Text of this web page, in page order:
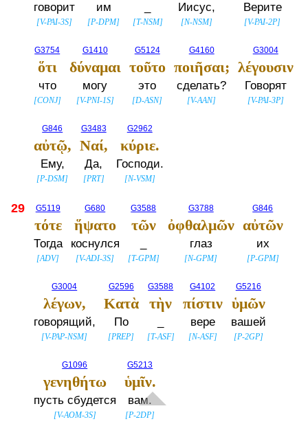
говорит
[V-PAI-3S]
им
[P-DPM] [T-NSM]
Иисус,
[N-NSM]
Верите
[V-PAI-2P]
G3754
ὅτι
что
[CONJ]
G1410
δύναμαι
могу
[V-PNI-1S]
G5124
τοῦτο
это
[D-ASN]
G4160
ποιῆσαι;
сделать?
[V-AAN]
G3004
λέγουσιν
Говорят
[V-PAI-3P]
G846
αὐτῷ,
Ему,
[P-DSM]
G3483
Ναί,
Да,
[PRT]
G2962
κύριε.
Господи.
[N-VSM]
29 G5119
τότε
Тогда
[ADV]
G680
ἥψατο
коснулся
[V-ADI-3S]
G3588
τῶν
[T-GPM]
G3788
ὀφθαλμῶν
глаз
[N-GPM]
G846
αὐτῶν
их
[P-GPM]
G3004
λέγων,
говорящий,
[V-PAP-NSM]
G2596
Κατὰ
По
[PREP]
G3588
τὴν
[T-ASF]
G4102
πίστιν
вере
[N-ASF]
G5216
ὑμῶν
вашей
[P-2GP]
G1096
γενηθήτω
пусть сбудется
[V-AOM-3S]
G5213
ὑμῖν.
вам.
[P-2DP]